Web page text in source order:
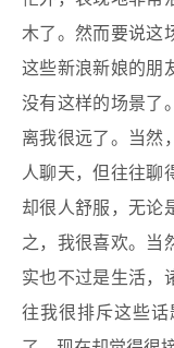
木了。然而要说这
这些新浪新娘的朋
没有这样的场景了
离我很远了。当然
人聊天，但往往聊
却很人舒服，无论
之，我很喜欢。当
实也不过是生活，
往我很排斥这些